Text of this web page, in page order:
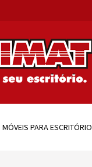
MÓVEIS PARA ESCRITÓRIO